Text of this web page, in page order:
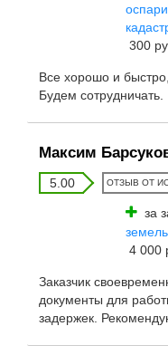
300
Все хорошо и
Будем сотрудничать.
Максим
5.00 ОТЗЫВ ОТ
за
4 000
Заказчик
документы для
задержек.